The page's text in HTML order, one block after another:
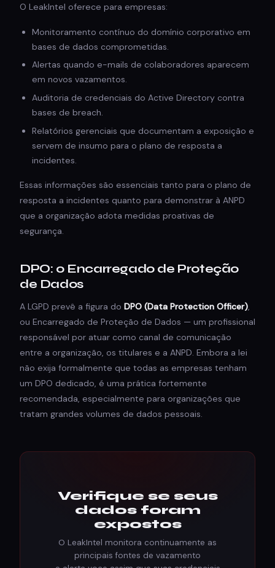
O LeakIntel oferece para empresas:
Monitoramento contínuo do domínio corporativo em
bases de dados comprometidas.
Alertas quando e-mails de colaboradores aparecem
em novos vazamentos.
Auditoria de credenciais do Active Directory contra
bases de breach.
Relatórios gerenciais que documentam a exposição e
servem de insumo para o plano de resposta a
incidentes.
Essas informações são essenciais tanto para o plano de
resposta a incidentes quanto para demonstrar à ANPD
que a organização adota medidas proativas de
segurança.
DPO: o Encarregado de Proteção
de Dados
A LGPD prevê a figura do DPO (Data Protection Officer)
ou Encarregado de Proteção de Dados — um profissional
responsável por atuar como canal de comunicação
entre a organização, os titulares e a ANPD. Embora a lei
não exija formalmente que todas as empresas tenham
um DPO dedicado, é uma prática fortemente
recomendada, especialmente para organizações que
tratam grandes volumes de dados pessoais.
Verifique se seus
dados foram
expostos
O LeakIntel monitora continuamente as
principais fontes de vazamento